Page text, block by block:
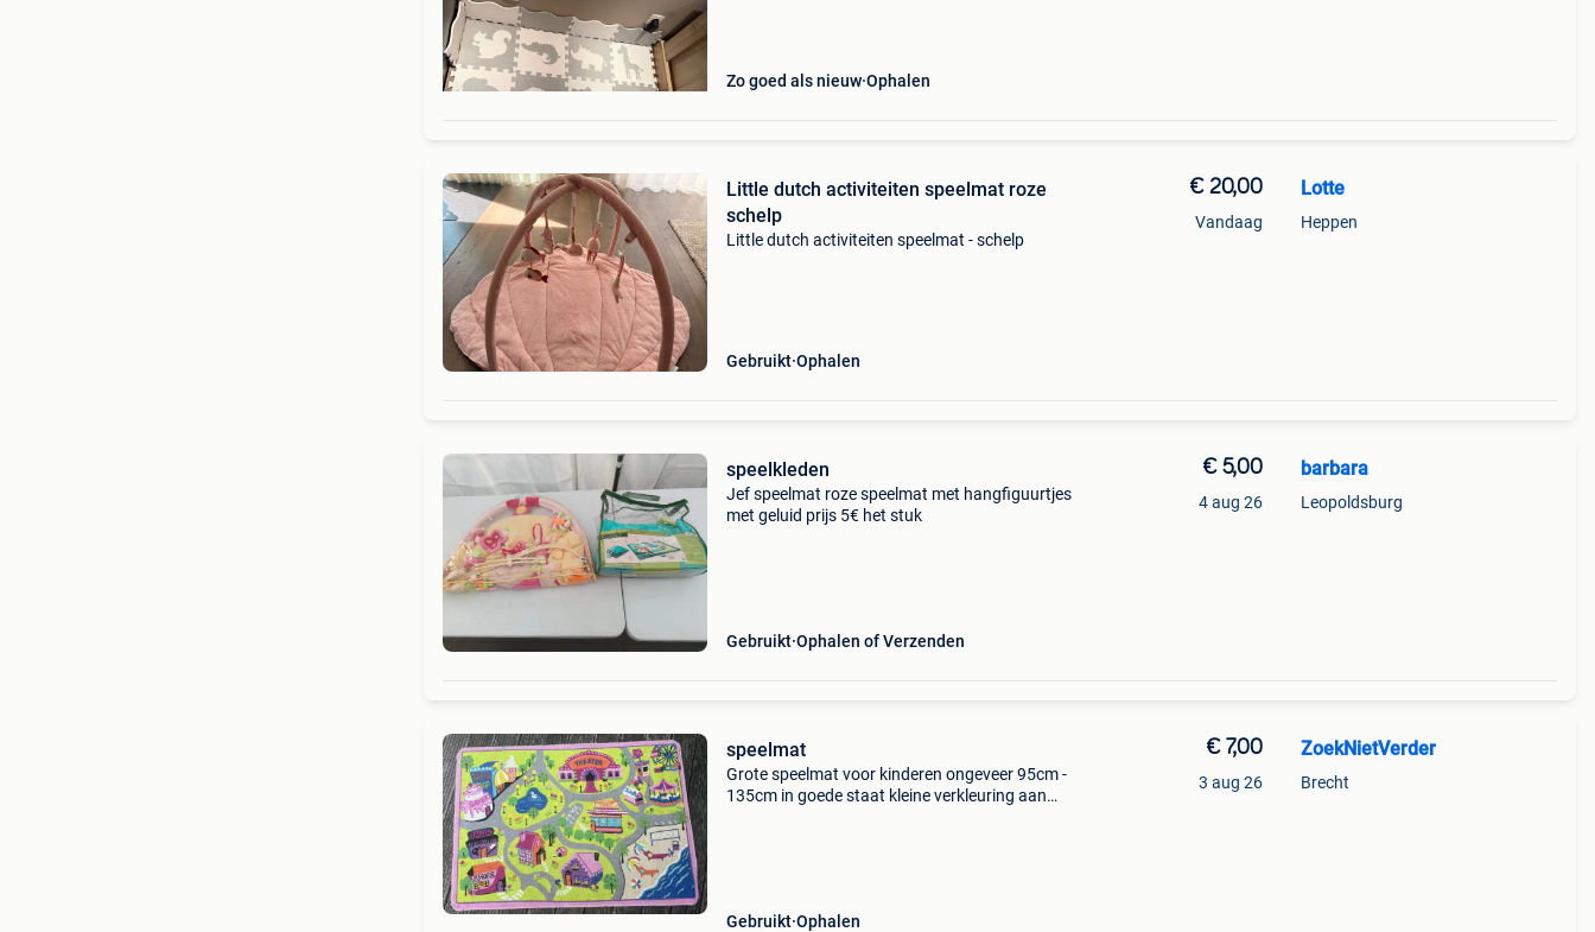
Zo goed als nieuw Ophalen
Little dutch activiteiten speelmat roze
schelp
Little dutch activiteiten speelmat - schelp
Gebruikt Ophalen
€ 20,00
Vandaag
Lotte
Heppen
speelkleden
Jef speelmat roze speelmat met hangfiguurtjes
met geluid prijs 5€ het stuk
Gebruikt Ophalen of Verzenden
€ 5,00
4 aug 26
barbara
Leopoldsburg
speelmat
Grote speelmat voor kinderen ongeveer 95cm -
135cm in goede staat kleine verkleuring aan
Gebruikt Ophalen
€ 7,00
3 aug 26
ZoekNietVerder
Brecht